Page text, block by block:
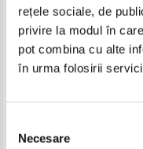
rețele sociale, de
privire la modul în
pot combina cu alte
în urma folosirii
consimțământului
Necesare
Adaugă în coș